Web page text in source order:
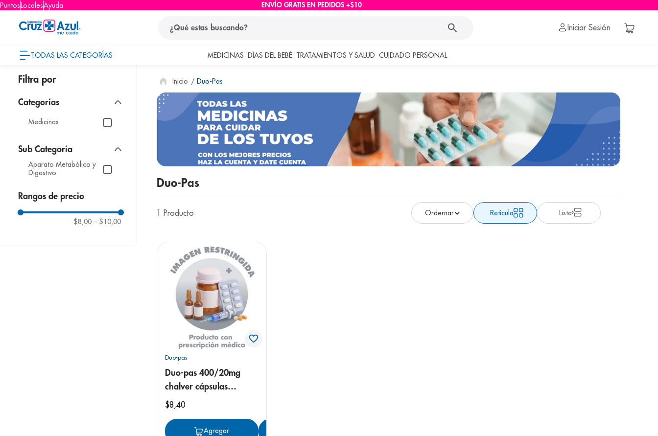
PuntosLocalesAyuda ENVÍO GRATIS EN PEDIDOS +$10
Iniciar Sesión
TODAS LAS CATEGORÍAS MEDICINAS DÍAS DEL BEBÉ TRATAMIENTOS Y SALUD CUIDADO PERSONAL
Medicinas
Aparato Metabólico y
Digestivo
Rangos de precio
$8,00 – $10,00
Duo-Pas
Duo-Pas
1 Producto Retícula Lista
Duo-pas
Duo-pas 400/20mg
chalver cápsulas
blandas
$8,40
Agregar
términos más buscados
1. protector solar
pañales
3 eucerin
cerave
nivea
7. bioderma